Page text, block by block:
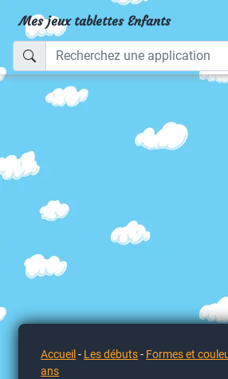
Mes jeux tablettes Enfants
Accueil - Les débuts- Formes et
ans